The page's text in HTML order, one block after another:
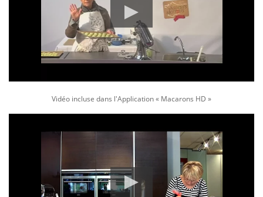
Vidéo incluse dans l'Application « Macarons HD »